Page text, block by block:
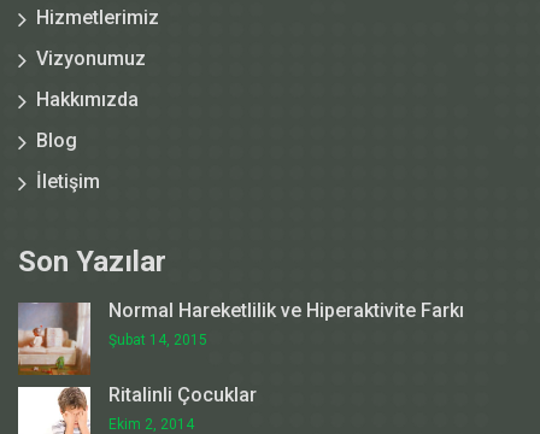
Hizmetlerimiz
Vizyonumuz
Hakkımızda
Blog
İletişim
Son Yazılar
Normal Hareketlilik ve Hiperaktivite Farkı
Şubat 14, 2015
Ritalinli Çocuklar
Ekim 2, 2014